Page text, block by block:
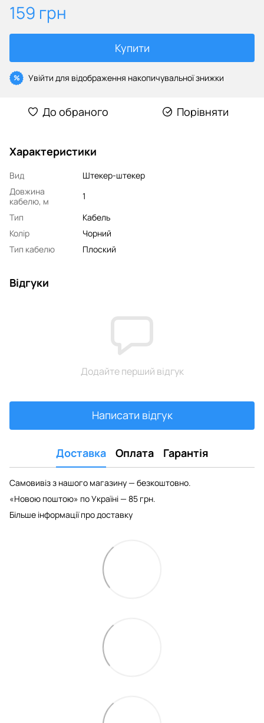
159 грн
Купити
% Увійти для відображення накопичувальної знижки
До обраного Порівняти
Характеристики
Вид
Штекер-штекер
Довжина
кабелю, м
1
Тип
Кабель
Колір
Чорний
Тип кабелю
Плоский
Відгуки
Додайте перший відгук
Написати відгук
Доставка Оплата Гарантія
Самовивіз з нашого магазину — безкоштовно.
«Новою поштою» по Україні — 85 грн.
Більше інформації про доставку